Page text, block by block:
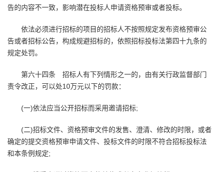
告的内容不一致，影响潜在投标人申请资格预审或者投标。
依法必须进行招标的项目的招标人不按照规定发布资格预审公
告或者招标公告，构成规避招标的，依照招标投标法第四十九条的
规定处罚。
第六十四条 招标人有下列情形之一的，由有关行政监督部门
责令改正，可以处10万元以下的罚款：
(一)依法应当公开招标而采用邀请招标;
(二)招标文件、资格预审文件的发售、澄清、修改的时限，或者
确定的提交资格预审申请文件、投标文件的时限不符合招标投标法
和本条例规定;